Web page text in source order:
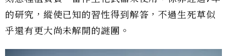
的研究，縱使已知的習性得到解答，不過生死草似
乎還有更大尚未解開的謎團。